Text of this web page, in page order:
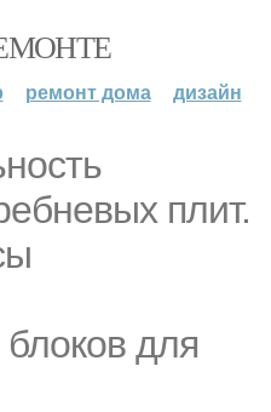
ремонт дома дизайн
плит.
для